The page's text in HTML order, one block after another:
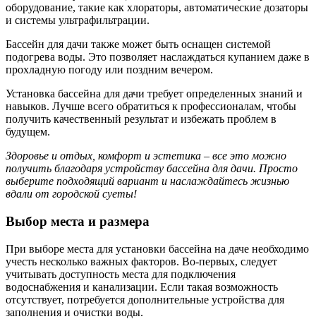
оборудование, такие как хлораторы, автоматические дозаторы
и системы ультрафильтрации.
Бассейн для дачи также может быть оснащен системой
подогрева воды. Это позволяет наслаждаться купанием даже в
прохладную погоду или поздним вечером.
Установка бассейна для дачи требует определенных знаний и
навыков. Лучше всего обратиться к профессионалам, чтобы
получить качественный результат и избежать проблем в
будущем.
Здоровье и отдых, комфорт и эстетика – все это можно
получить благодаря устройству бассейна для дачи. Просто
выберите подходящий вариант и наслаждайтесь жизнью
вдали от городской суеты!
Выбор места и размера
При выборе места для установки бассейна на даче необходимо
учесть несколько важных факторов. Во-первых, следует
учитывать доступность места для подключения
водоснабжения и канализации. Если такая возможность
отсутствует, потребуется дополнительные устройства для
заполнения и очистки воды.